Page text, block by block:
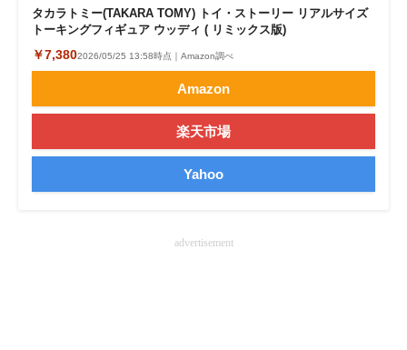
モノづくり技術者専門サイト
エレクトロニクス専門サイト
エネルギーの専門メディア
タカラトミー(TAKARA TOMY) トイ・ストーリー リアルサイズ
トーキングフィギュア ウッディ ( リミックス版)
￥7,3802026/05/25 13:58時点｜Amazon調べ
Amazon
楽天市場
Yahoo
advertisement